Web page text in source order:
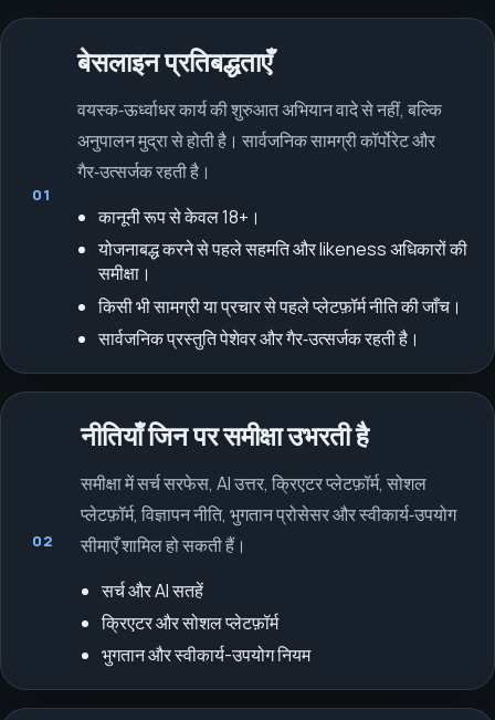
01
बेसलाइन प्रतिबद्धताएँ
वयस्क‑ऊर्ध्वाधर कार्य की शुरुआत अभियान वादे से नहीं, बल्कि
अनुपालन मुद्रा से होती है। सार्वजनिक सामग्री कॉर्पोरेट और
गैर‑उत्सर्जक रहती है।
कानूनी रूप से केवल 18+।
योजनाबद्ध करने से पहले सहमति और likeness अधिकारों की
समीक्षा।
किसी भी सामग्री या प्रचार से पहले प्लेटफ़ॉर्म नीति की जाँच।
सार्वजनिक प्रस्तुति पेशेवर और गैर‑उत्सर्जक रहती है।
02
नीतियाँ जिन पर समीक्षा उभरती है
समीक्षा में सर्च सरफेस, AI उत्तर, क्रिएटर प्लेटफ़ॉर्म, सोशल
प्लेटफ़ॉर्म, विज्ञापन नीति, भुगतान प्रोसेसर और स्वीकार्य‑उपयोग
सीमाएँ शामिल हो सकती हैं।
सर्च और AI सतहें
क्रिएटर और सोशल प्लेटफ़ॉर्म
भुगतान और स्वीकार्य-उपयोग नियम